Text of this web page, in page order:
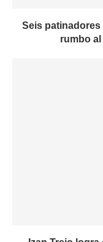
Seis
rumbo